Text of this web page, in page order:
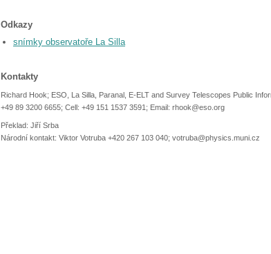
Odkazy
snímky observatoře La Silla
Kontakty
Richard Hook; ESO, La Silla, Paranal, E-ELT and Survey Telescopes Public
+49 89 3200 6655; Cell: +49 151 1537 3591; Email: rhook@eso.org
Překlad: Jiří Srba
Národní kontakt: Viktor Votruba +420 267 103 040; votruba@physics.muni.cz